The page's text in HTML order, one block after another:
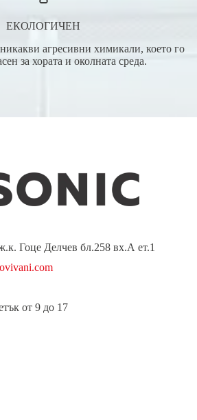
ЕКОЛОГИЧЕН
агресивни химикали, което го
за хората и околната среда.
Гоце Делчев бл.258 вх.А ет.1
от 9 до 17